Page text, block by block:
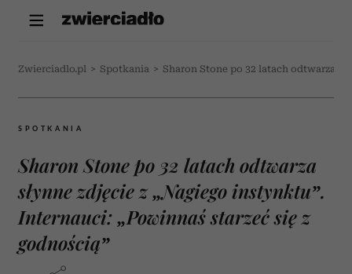
Zwierciadlo.pl > Spotkania > Sharon Stone po 32 latach odtwarza
SPOTKANIA
Sharon Stone po 32 latach odtwarza
słynne zdjęcie z „Nagiego instynktu”.
Internauci: „Powinnaś starzeć się z
godnością”